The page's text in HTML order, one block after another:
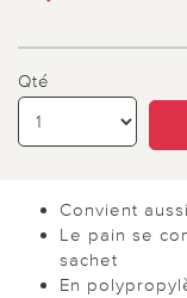
Qté
Convient
Le pain se
sachet
En